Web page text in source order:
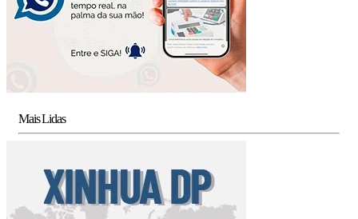
Mais Lidas